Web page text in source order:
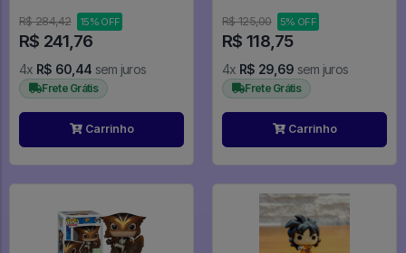
Marvel #380
R$ 284,42 15% OFF
R$ 241,76
4x R$ 60,44 sem juros
Frete Grátis
Carrinho
R$ 125,00 5% OFF
R$ 118,75
4x R$ 29,69 sem juros
Frete Grátis
Carrinho